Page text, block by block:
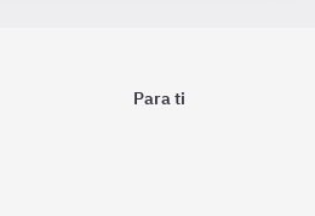
Para ti